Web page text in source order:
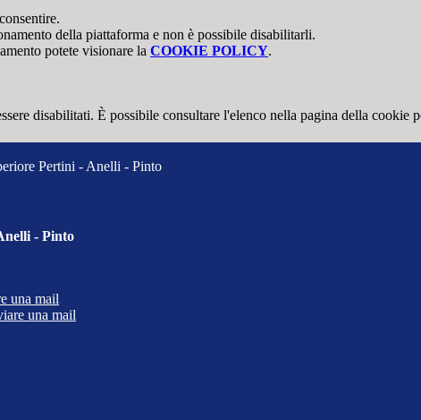
della piattaforma e non è possibile disabilitarli.
potete visionare la COOKIE POLICY.
disabilitati. È possibile consultare l'elenco nella pagina della cookie
Pertini - Anelli - Pinto
- Pinto
una mail
una mail